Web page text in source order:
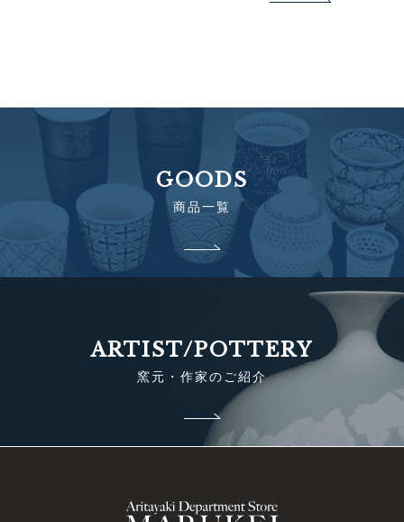
GOODS
商品一覧
ARTIST/POTTERY
窯元・作家のご紹介